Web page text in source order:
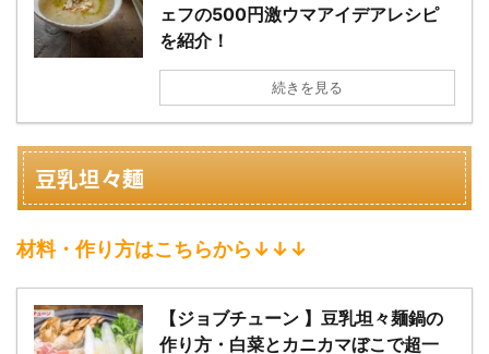
ェフの500円激ウマアイデアレシピ
を紹介！
続きを見る
豆乳坦々麺
材料・作り方はこちらから↓↓↓
【ジョブチューン 】豆乳坦々麺鍋の
作り方・白菜とカニカマぼこで超一